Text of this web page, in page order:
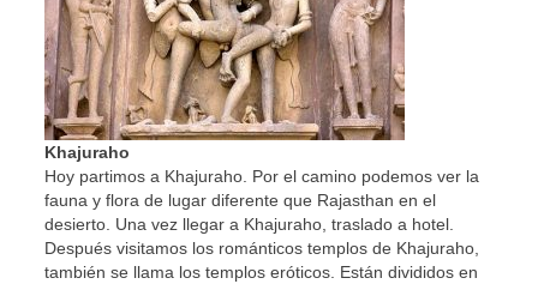
Khajuraho
Hoy partimos a Khajuraho. Por el camino podemos ver la
fauna y flora de lugar diferente que Rajasthan en el
desierto. Una vez llegar a Khajuraho, traslado a hotel.
Después visitamos los románticos templos de Khajuraho,
también se llama los templos eróticos. Están divididos en